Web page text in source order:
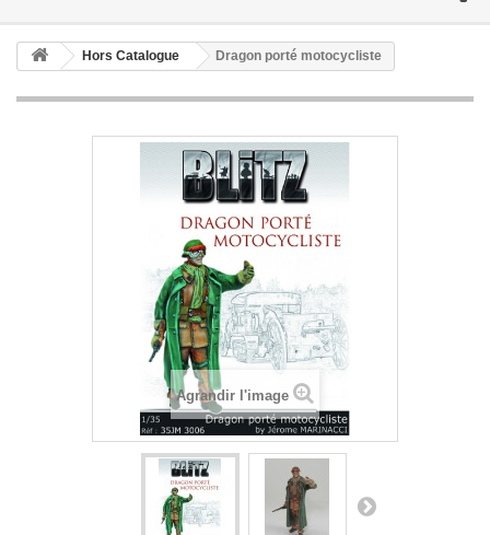
Hors Catalogue Dragon porté motocycliste
Agrandir l'image